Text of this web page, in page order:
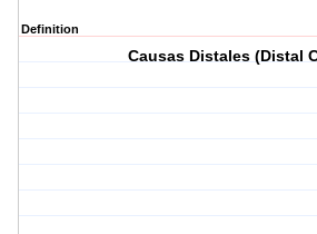
Definition
Causas Distales (Distal